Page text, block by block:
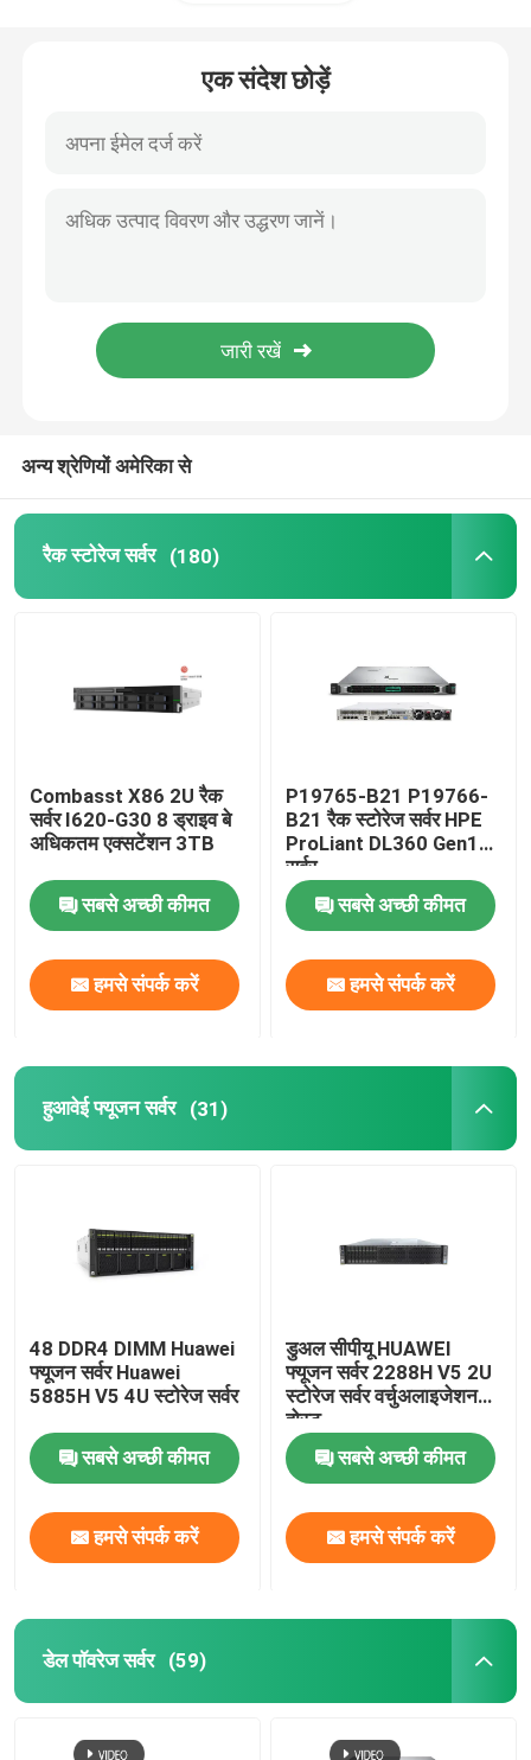
डेल पॉवरेज सर्वर
H3C सर्वर
डब्ल्यूएलएएन डिवाइस
हार्ड ड्राइव एचडीडी
Geforce ग्राफिक कार्ड
सर्वर मेमोरी रैम
रीफर्बिश्ड स्टोरेज सर्वर
एसएफपी ट्रांसीवर मॉड्यूल
एक संदेश छोड़ें
अन्य श्रेणियों अमेरिका से
रैक स्टोरेज सर्वर (180)
Combasst X86 2U रैक
सर्वर I620-G30 8 ड्राइव बे
अधिकतम एक्सटेंशन 3TB
सबसे अच्छी कीमत
हमसे संपर्क करें
P19765-B21 P19766-
B21 रैक स्टोरेज सर्वर HPE
ProLiant DL360 Gen10
सर्वर
सबसे अच्छी कीमत
हमसे संपर्क करें
हुआवेई फ्यूजन सर्वर (31)
48 DDR4 DIMM Huawei
फ्यूजन सर्वर Huawei
5885H V5 4U स्टोरेज सर्वर
सबसे अच्छी कीमत
हमसे संपर्क करें
डुअल सीपीयू HUAWEI
फ्यूजन सर्वर 2288H V5 2U
स्टोरेज सर्वर वर्चुअलाइजेशन
होस्ट
सबसे अच्छी कीमत
हमसे संपर्क करें
डेल पॉवरेज सर्वर (59)